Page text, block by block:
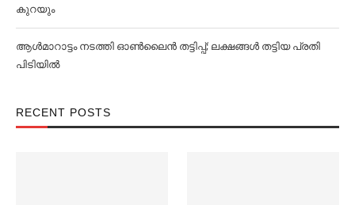
കുറയും
ആള്‍മാറാട്ടം നടത്തി ഓണ്‍ലൈൻ തട്ടിപ്പ്; ലക്ഷങ്ങള്‍ തട്ടിയ പ്രതി
പിടിയില്‍
RECENT POSTS